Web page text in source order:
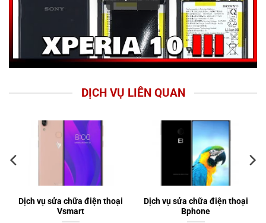
DỊCH VỤ LIÊN QUAN
Dịch vụ sửa chữa điện thoại
Vsmart
Dịch vụ sửa chữa điện thoại
Bphone